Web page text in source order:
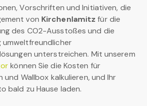
Vorschriften und Initiativen, die
von Kirchenlamitz für die
des CO2-Ausstoßes und die
umweltfreundlicher
unterstreichen. Mit unserem
können Sie die Kosten für
und Wallbox kalkulieren, und Ihr
bald zu Hause laden.